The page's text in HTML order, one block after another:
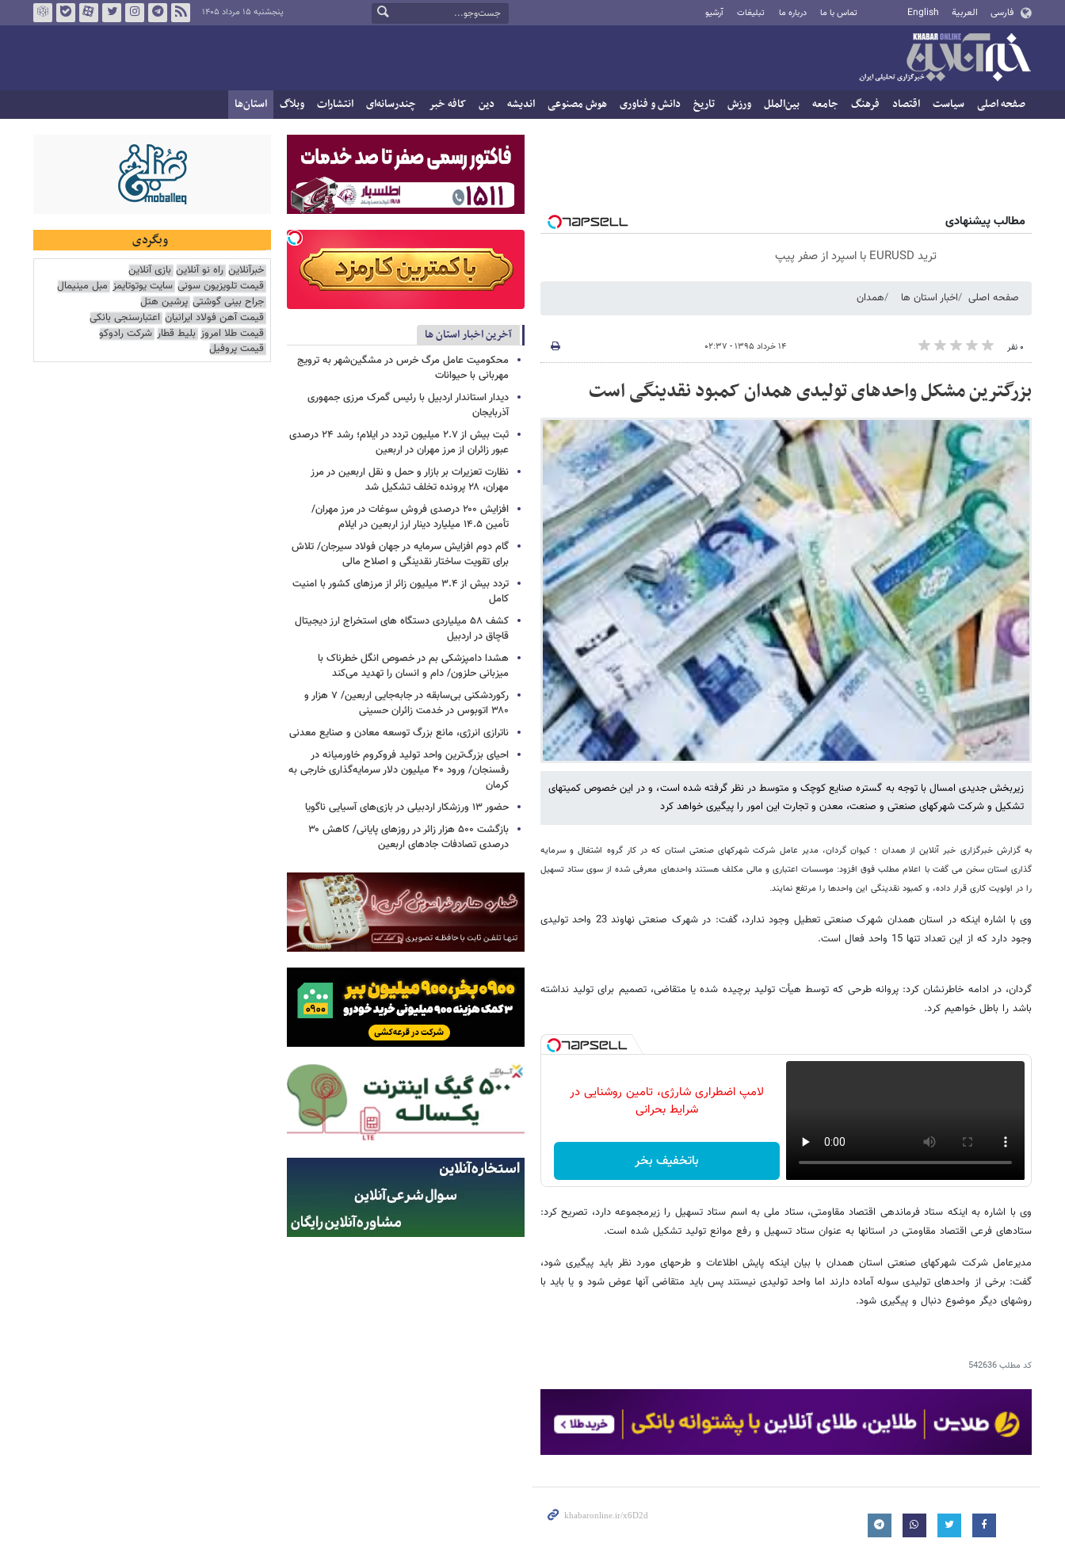
فارسی العربية English تماس با ما درباره ما تبلیغات آرشیو پنجشنبه ۱۵ مرداد ۱۴۰۵
صفحه اصلی سیاست اقتصاد فرهنگ جامعه بین‌الملل ورزش تاریخ دانش و فناوری هوش مصنوعی اندیشه دین کافه خبر چندرسانه‌ای انتشارات وبلاگ استان‌ها
مطالب پیشنهادی
ترید EURUSD با اسپرد از صفر پیپ
صفحه اصلی اخبار استان ها همدان
۰ نفر ۱۴ خرداد ۱۳۹۵ - ۰۲:۳۷
بزرگترین مشکل واحدهای تولیدی همدان کمبود نقدینگی است
زیربخش جدیدی امسال با توجه به گستره صنایع کوچک و متوسط در نظر گرفته شده است، و در این خصوص کمیته‎ای
تشکیل و شرکت شهرک‎های صنعتی و صنعت، معدن و تجارت این امور را پیگیری خواهد کرد
به گزارش خبرگزاری خبر آنلاین از همدان ؛ کیوان گردان، مدیر عامل شرکت شهرکهای صنعتی استان که در کار گروه اشتغال و سرمایه
گذاری استان سخن می گفت با اعلام مطلب فوق افزود: موسسات اعتباری و مالی مکلف هستند واحدهای معرفی شده از سوی ستاد تسهیل
را در اولویت کاری قرار داده، و کمبود نقدینگی این واحدها را مرتفع نمایند.
وی با اشاره اینکه در استان همدان شهرک صنعتی تعطیل وجود ندارد، گفت: در شهرک صنعتی نهاوند 23 واحد تولیدی
وجود دارد که از این تعداد تنها 15 واحد فعال است.
گردان، در ادامه خاطرنشان کرد: پروانه طرحی که توسط هیأت تولید برچیده شده یا متقاضی، تصمیم برای تولید نداشته
باشد را باطل خواهیم کرد.
لامپ اضطراری شارژی، تامین روشنایی در
شرایط بحرانی
باتخفیف بخر
وی با اشاره به اینکه ستاد فرماندهی اقتصاد مقاومتی، ستاد ملی به اسم ستاد تسهیل را زیرمجموعه دارد، تصریح کرد:
ستادهای فرعی اقتصاد مقاومتی در استان‎ها به عنوان ستاد تسهیل و رفع موانع تولید تشکیل شده است.
مدیرعامل شرکت شهرک‎های صنعتی استان همدان با بیان اینکه پایش اطلاعات و طرح‎های مورد نظر باید پیگیری شود،
گفت: برخی از واحدهای تولیدی سوله آماده دارند اما واحد تولیدی نیستند پس باید متقاضی آنها عوض شود و یا باید با
روش‎های دیگر موضوع دنبال و پیگیری شود.
کد مطلب542636
آخرین اخبار استان ها
محکومیت عامل مرگ خرس در مشگین‌شهر به ترویج
مهربانی با حیوانات
دیدار استاندار اردبیل با رئیس گمرک مرزی جمهوری
آذربایجان
ثبت بیش از ۲.۷ میلیون تردد در ایلام؛ رشد ۲۴ درصدی
عبور زائران از مرز مهران در اربعین
نظارت تعزیرات بر بازار و حمل و نقل اربعین در مرز
مهران، ۲۸ پرونده تخلف تشکیل شد
افزایش ۲۰۰ درصدی فروش سوغات در مرز مهران/
تأمین ۱۴.۵ میلیارد دینار ارز اربعین در ایلام
گام دوم افزایش سرمایه در جهان فولاد سیرجان/ تلاش
برای تقویت ساختار نقدینگی و اصلاح مالی
تردد بیش از ۳.۴ میلیون زائر از مرزهای کشور با امنیت
کامل
کشف ۵۸ میلیاردی دستگاه های استخراج ارز دیجیتال
قاچاق در اردبیل
هشدا دامپزشکی بم در خصوص انگل خطرناک با
میزبانی حلزون/ دام و انسان را تهدید می‌کند
رکوردشکنی بی‌سابقه در جابه‌جایی اربعین/ ۷ هزار و
۳۸۰ اتوبوس در خدمت زائران حسینی
ناترازی انرژی، مانع بزرگ توسعه معادن و صنایع معدنی
احیای بزرگ‌ترین واحد تولید فروکروم خاورمیانه در
رفسنجان/ ورود ۴۰ میلیون دلار سرمایه‌گذاری خارجی به
کرمان
حضور ۱۳ ورزشکار اردبیلی در بازی‌های آسیایی ناگویا
بازگشت ۵۰۰ هزار زائر در روزهای پایانی/ کاهش ۳۰
درصدی تصادفات جادهای اربعین
وبگردی
خبرآنلاین راه نو آنلاین بازی آنلاین
قیمت تلویزیون سونی سایت یوتوتایمز مبل مینیمال
جراح بینی گوشتی پرشین هتل
قیمت آهن فولاد ایرانیان اعتبارسنجی بانکی
قیمت طلا امروز بلیط قطار شرکت رادوکو
قیمت پروفیل